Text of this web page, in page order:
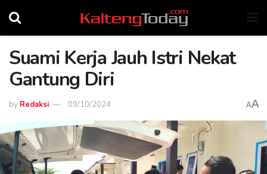
Suami Kerja Jauh Istri Nekat
Gantung Diri
by Redaksi 09/10/2024 AA